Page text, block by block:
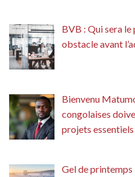
BVB : Qui sera
obstacle avant
Bienvenu
congolaises
projets essentiels
Gel de